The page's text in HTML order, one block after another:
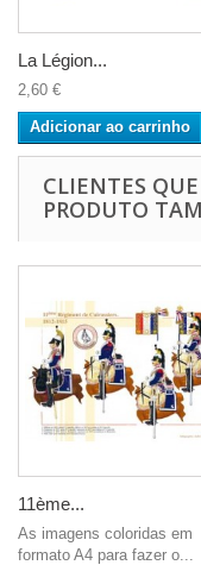
La Légion...
2,60 €
Adicionar ao carrinho
CLIENTES
PRODUTO
11ème...
As imagens coloridas em
formato A4 para fazer o...